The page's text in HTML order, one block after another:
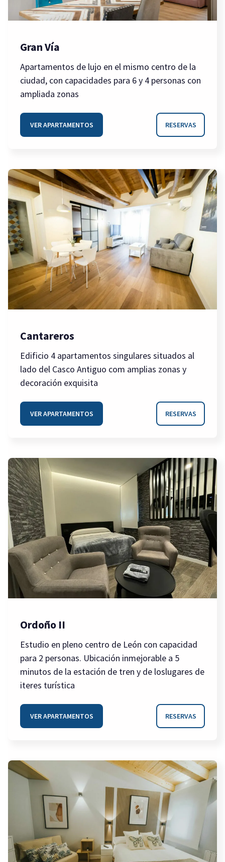
Gran Vía
Apartamentos de lujo en el mismo centro de la
ciudad, con capacidades para 6 y 4 personas con
ampliada zonas
VER APARTAMENTOS RESERVAS
Cantareros
Edificio 4 apartamentos singulares situados al
lado del Casco Antiguo com amplias zonas y
decoración exquisita
VER APARTAMENTOS RESERVAS
Ordoño II
Estudio en pleno centro de León con capacidad
para 2 personas. Ubicación inmejorable a 5
minutos de la estación de tren y de loslugares de
iteres turística
VER APARTAMENTOS RESERVAS